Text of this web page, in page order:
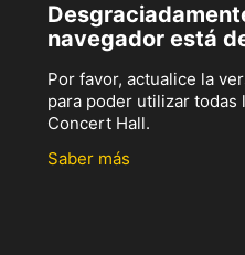
navegador está
Por favor, actualice la
para poder utilizar
Concert Hall.
Saber más